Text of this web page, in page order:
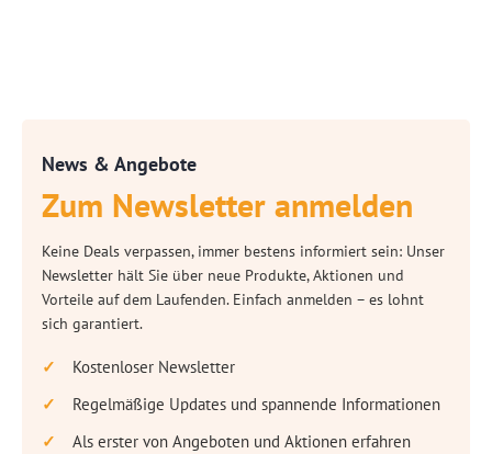
News & Angebote
Zum Newsletter anmelden
Keine Deals verpassen, immer bestens informiert sein: Unser
Newsletter hält Sie über neue Produkte, Aktionen und
Vorteile auf dem Laufenden. Einfach anmelden – es lohnt
sich garantiert.
Kostenloser Newsletter
Regelmäßige Updates und spannende Informationen
Als erster von Angeboten und Aktionen erfahren